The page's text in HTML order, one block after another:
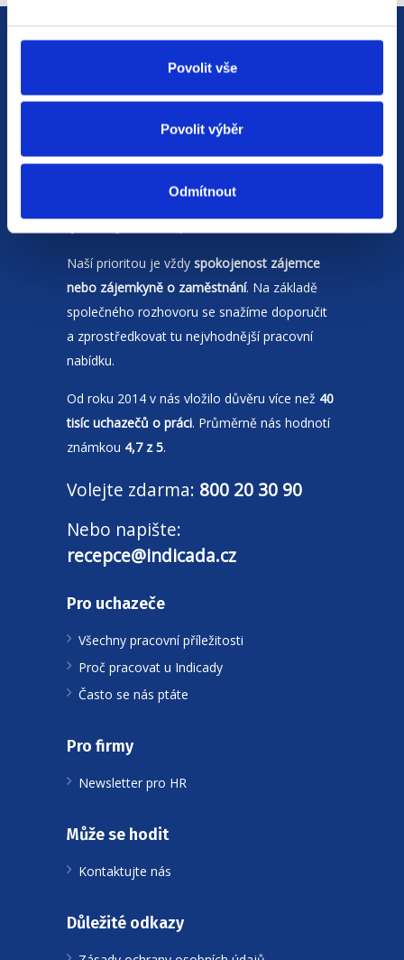
Povolit vše
Povolit výběr
Odmítnout
JsmeHR agenturas pobočkami v
si na individuálním a férovém přístupu,
Naší prioritou je vždy spokojenost zájemce
nebo zájemkyně o zaměstnání. Na základě
společného rozhovoru se snažíme doporučit
a zprostředkovat tu nejvhodnější pracovní
nabídku.
Od roku 2014 v nás vložilo důvěru více než 40
tisíc uchazečů o práci. Průměrně nás hodnotí
známkou 4,7 z 5.
Volejte zdarma: 800 20 30 90
Nebo napište:
recepce@indicada.cz
Pro uchazeče
Všechny pracovní příležitosti
Proč pracovat u Indicady
Často se nás ptáte
Pro firmy
Newsletter pro HR
Může se hodit
Kontaktujte nás
Důležité odkazy